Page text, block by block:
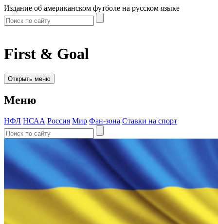
Издание об американском футболе на русском языке
First & Goal
Открыть меню
Меню
НФЛ НСАА Россия Мир Фан-зона Ставки на спорт